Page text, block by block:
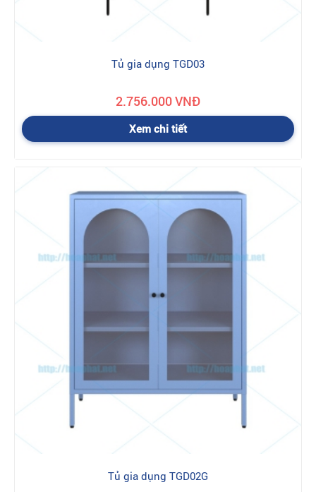
Tủ gia dụng TGD03
2.756.000 VNĐ
Xem chi tiết
Tủ gia dụng TGD02G